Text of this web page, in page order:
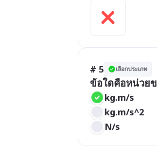
# 5 เลือกประเภท
ข้อใดคือหน่วย
kg.m/s
kg.m/s^2
N/s